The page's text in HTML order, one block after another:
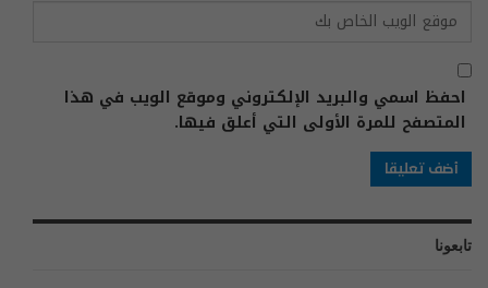
احفظ اسمي والبريد الإلكتروني وموقع الويب في هذا
المتصفح للمرة الأولى التي أعلق فيها.
تابعونا